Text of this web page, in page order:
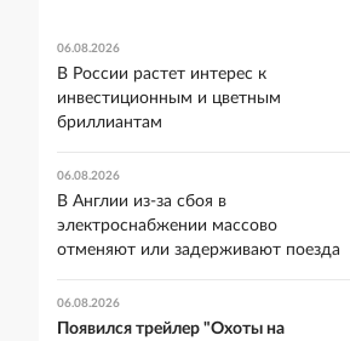
06.08.2026
В России растет интерес к
инвестиционным и цветным
бриллиантам
06.08.2026
В Англии из-за сбоя в
электроснабжении массово
отменяют или задерживают поезда
06.08.2026
Появился трейлер "Охоты на